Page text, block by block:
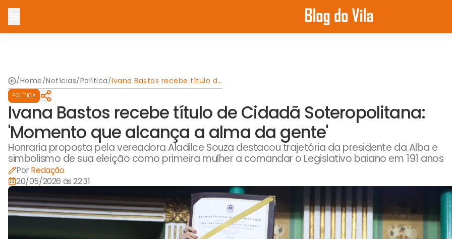
/Home/Notícias/Política/Ivana Bastos recebe título de
Cidadã Soteropolitana:
alma da gente'
POLÍTICA
Ivana Bastos recebe título de Cidadã Soteropolitana:
'Momento que alcança a alma da gente'
Honraria proposta pela vereadora Aladilce Souza destacou trajetória da presidente da Alba e
simbolismo de sua eleição como primeira mulher a comandar o Legislativo baiano em 191 anos
Por Redação
20/05/2026 às 22:31